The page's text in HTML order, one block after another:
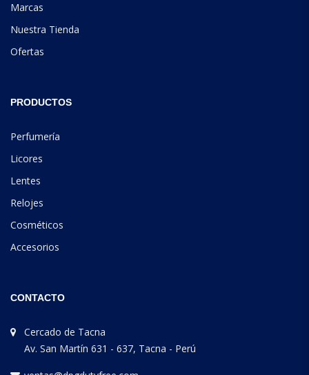
Marcas
Nuestra Tienda
Ofertas
PRODUCTOS
Perfumería
Licores
Lentes
Relojes
Cosméticos
Accesorios
CONTACTO
Cercado de Tacna
Av. San Martín 631 - 637, Tacna - Perú